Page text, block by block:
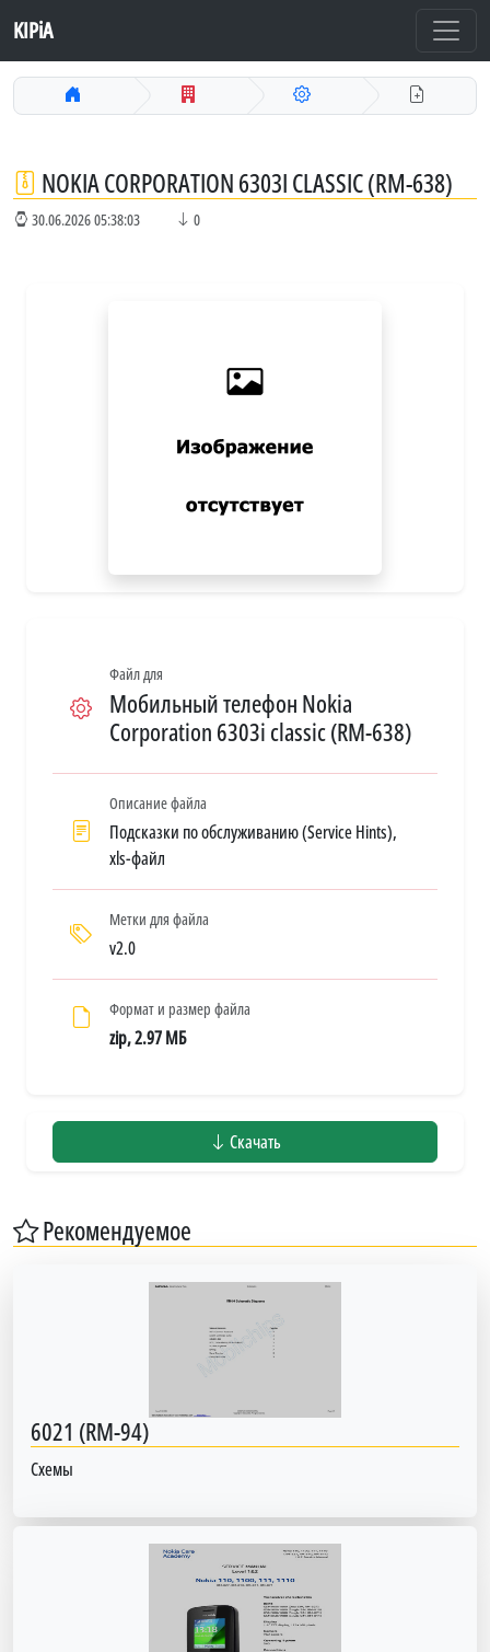
KIPiA
NOKIA CORPORATION 6303I CLASSIC (RM-638)
30.06.2026 05:38:03 0
Файл для
Мобильный телефон Nokia
Corporation 6303i classic (RM-638)
Описание файла
Подсказки по обслуживанию (Service Hints),
xls-файл
Метки для файла
v2.0
Формат и размер файла
zip, 2.97 МБ
Скачать
Рекомендуемое
6021 (RM-94)
Схемы